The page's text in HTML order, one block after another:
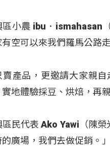
區小農 ibu．ismahasan
有空可以來我們羅馬公路
賣產品，更邀請大家親
地體驗採豆、烘焙，再
區民代表 Ako Yawi（陳
廣場，我們去做促銷。」